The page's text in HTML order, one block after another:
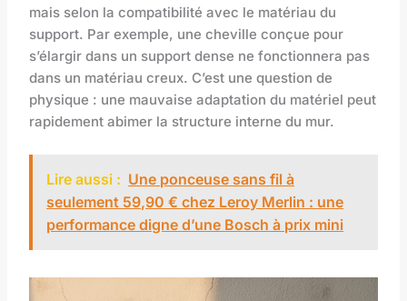
mais selon la compatibilité avec le matériau du
support. Par exemple, une cheville conçue pour
s’élargir dans un support dense ne fonctionnera pas
dans un matériau creux. C’est une question de
physique : une mauvaise adaptation du matériel peut
rapidement abimer la structure interne du mur.
Lire aussi : Une ponceuse sans fil à
seulement 59,90 € chez Leroy Merlin : une
performance digne d’une Bosch à prix mini